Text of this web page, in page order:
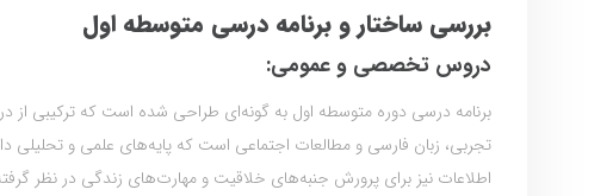
بررسی ساختار و برنامه درسی متوسطه اول
دروس تخصصی و عمومی:
برنامه درسی دوره متوسطه اول به گونه‌ای طراحی شده است که ترکیبی
تجربی، زبان فارسی و مطالعات اجتماعی است که پایه‌های علمی و تحلیلی
اطلاعات نیز برای پرورش جنبه‌های خلاقیت و مهارت‌های زندگی در نظر